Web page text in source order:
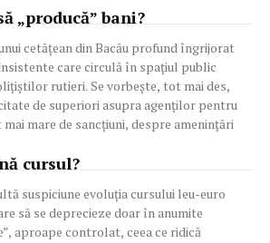
„producă” bani?
cetățean din Bacău profund îngrijorat
care circulă în spațiul public
rutieri. Se vorbește, tot mai des,
de superiori asupra agenților pentru
mare de sancțiuni, despre amenințări
cursul?
suspiciune evoluția cursului leu-euro
să se deprecieze doar în anumite
aproape controlat, ceea ce ridică